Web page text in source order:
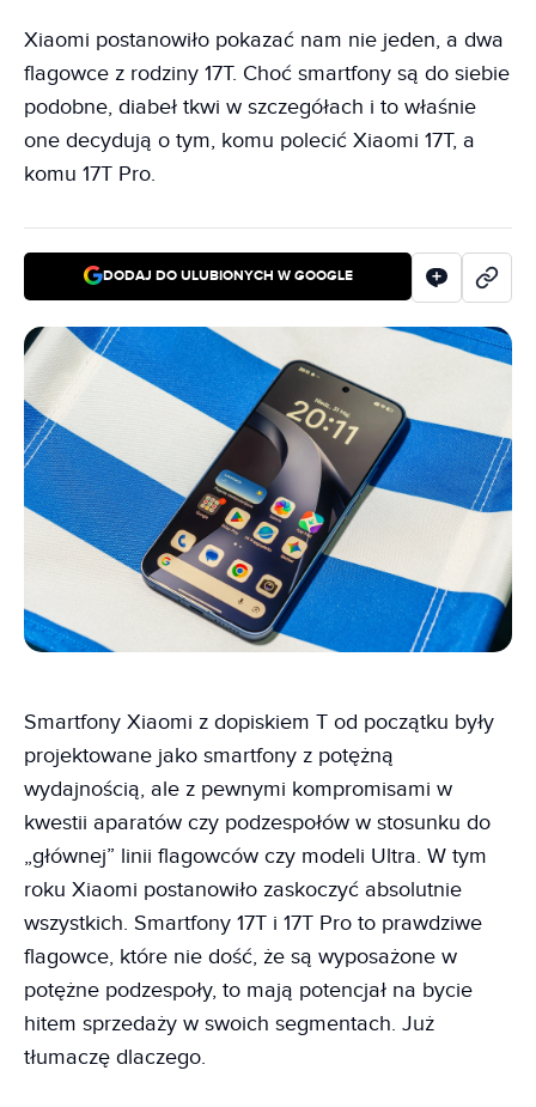
Xiaomi postanowiło pokazać nam nie jeden, a dwa
flagowce z rodziny 17T. Choć smartfony są do siebie
podobne, diabeł tkwi w szczegółach i to właśnie
one decydują o tym, komu polecić Xiaomi 17T, a
komu 17T Pro.
DODAJ DO ULUBIONYCH W GOOGLE
Smartfony Xiaomi z dopiskiem T od początku były
projektowane jako smartfony z potężną
wydajnością, ale z pewnymi kompromisami w
kwestii aparatów czy podzespołów w stosunku do
„głównej” linii flagowców czy modeli Ultra. W tym
roku Xiaomi postanowiło zaskoczyć absolutnie
wszystkich. Smartfony 17T i 17T Pro to prawdziwe
flagowce, które nie dość, że są wyposażone w
potężne podzespoły, to mają potencjał na bycie
hitem sprzedaży w swoich segmentach. Już
tłumaczę dlaczego.